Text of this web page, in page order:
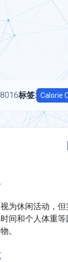
8016标签: Calorie
为休闲活动，
间和个人体重
。